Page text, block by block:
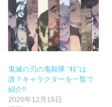
鬼滅の刃の鬼殺隊 “柱”は
誰？キャラクターを一覧で
紹介!!
2020年12月15日